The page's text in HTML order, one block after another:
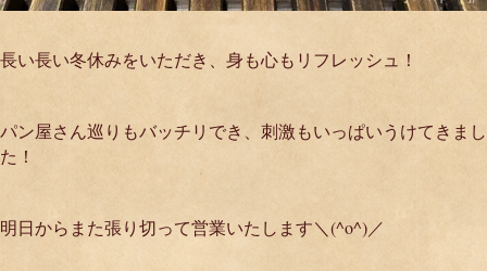
長い長い冬休みをいただき、身も心もリフレッシュ！
パン屋さん巡りもバッチリでき、刺激もいっぱいうけてきまし
た！
明日からまた張り切って営業いたします＼(^o^)／